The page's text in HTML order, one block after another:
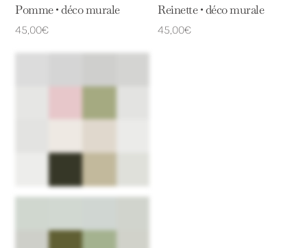
Pomme • déco murale
45,00€
Reinette • déco murale
45,00€